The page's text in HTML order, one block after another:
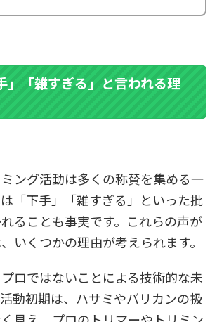
」「雑すぎる」と言われる理
ング活動は多くの称賛を集める一
「下手」「雑すぎる」といった批
ることも事実です。これらの声が
いくつかの理由が考えられます。
ロではないことによる技術的な未
動初期は、ハサミやバリカンの扱